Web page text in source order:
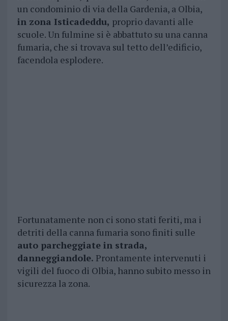
un condominio di via della Gardenia, a Olbia,
in zona Isticadeddu, proprio davanti alle
scuole. Un fulmine si è abbattuto su una canna
fumaria, che si trovava sul tetto dell’edificio,
facendola esplodere.
Fortunatamente non ci sono stati feriti, ma i
detriti della canna fumaria sono finiti sulle
auto parcheggiate in strada,
danneggiandole. Prontamente intervenuti i
vigili del fuoco di Olbia, hanno subito messo in
sicurezza la zona.